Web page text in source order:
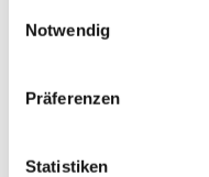
Notwendig
Präferenzen
Statistiken